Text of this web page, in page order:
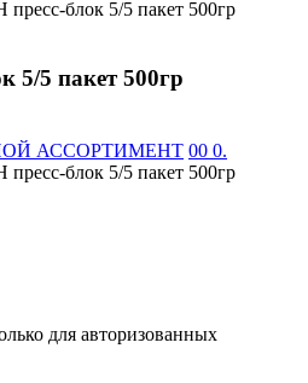
блок 5/5 пакет 500гр
5 пакет 500гр
АССОРТИМЕНТ 00 0.
блок 5/5 пакет 500гр
для авторизованных